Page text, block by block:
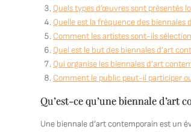
Quels types d’œuvres sont présentés
Quelle est la fréquence des biennales
Comment les artistes sont-ils
Quel est le but des biennales d’art
Qui organise les biennales d’art
Comment le public peut-il participer
Qu’est-ce qu’une biennale d’art
Une biennale d’art contemporain est un